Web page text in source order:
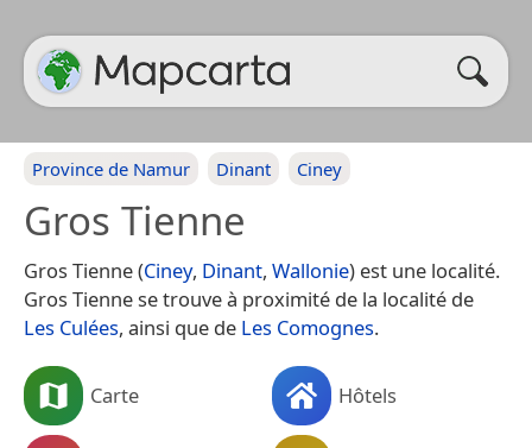
Province de Namur Dinant Ciney
Gros Tienne
Gros Tienne (Ciney, Dinant, Wallonie) est une localité.
Gros Tienne se trouve à proximité de la localité de
Les Culées, ainsi que de Les Comognes.
Carte Hôtels